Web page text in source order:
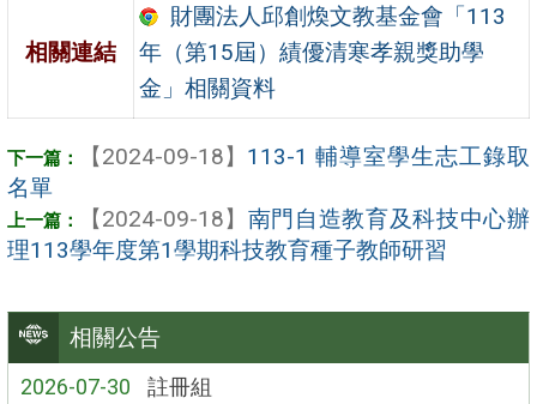
相關公告
2026-07-30 註冊組
相關連結
財團法人邱創煥文教基金會「113
年（第15屆）績優清寒孝親獎助學
金」相關資料
【2024-09-18】 113-1 輔導室學生志工錄取
名單
【2024-09-18】 南門自造教育及科技中心辦
理113學年度第1學期科技教育種子教師研習